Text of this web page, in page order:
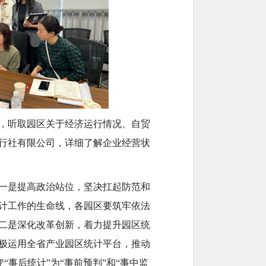
听取园区关于经济运行情况、自贸
社有限公司，详细了解企业经营状
是提高政治站位，坚决扛起防范和
工作的生命线，各园区要筑牢依法
是深化改革创新，着力提升园区统
运用全省产业园区统计平台，推动
事后统计”为“事前预判”和“事中监